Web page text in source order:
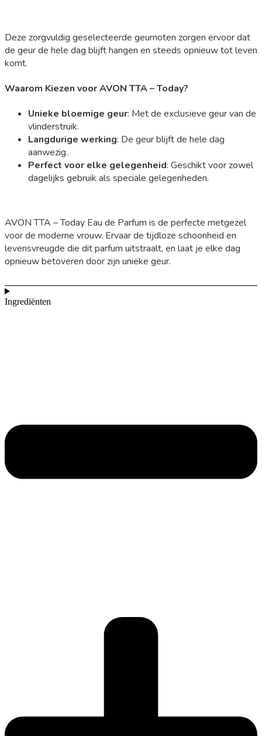
Deze zorgvuldig geselecteerde geurnoten zorgen ervoor dat
de geur de hele dag blijft hangen en steeds opnieuw tot leven
komt.
Waarom Kiezen voor AVON TTA – Today?
Unieke bloemige geur: Met de exclusieve geur van de
vlinderstruik.
Langdurige werking: De geur blijft de hele dag
aanwezig.
Perfect voor elke gelegenheid: Geschikt voor zowel
dagelijks gebruik als speciale gelegenheden.
AVON TTA – Today Eau de Parfum is de perfecte metgezel
voor de moderne vrouw. Ervaar de tijdloze schoonheid en
levensvreugde die dit parfum uitstraalt, en laat je elke dag
opnieuw betoveren door zijn unieke geur.
Ingrediënten